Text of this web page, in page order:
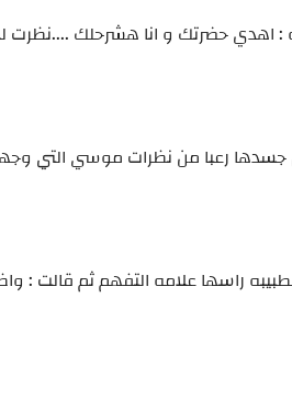
: اهدي حضرتك و انا هشرحلك ....نظرت
رعبا من نظرات موسي التي
راسها علامه التفهم ثم قالت :